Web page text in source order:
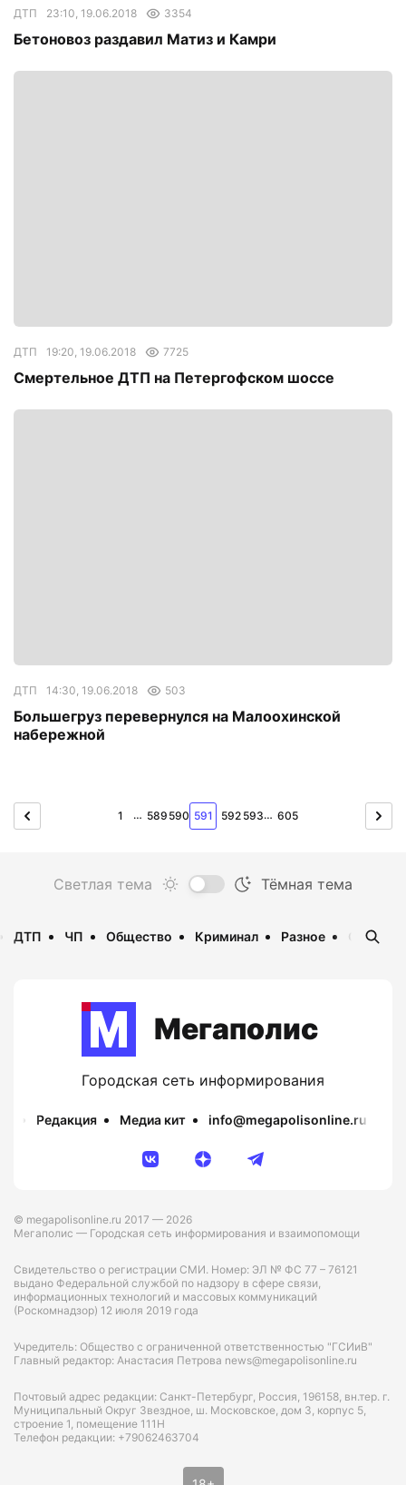
ДТП 23:10, 19.06.2018 3354
Бетоновоз раздавил Матиз и Камри
ДТП 19:20, 19.06.2018 7725
Смертельное ДТП на Петергофском шоссе
ДТП 14:30, 19.06.2018 503
Большегруз перевернулся на Малоохинской
набережной
1 … 589 590 591 592 593… 605
ДТП ЧП Общество Криминал Разное
Мегаполис
Городская сеть информирования
Редакция Медиа кит info@megapolisonline.ru
© megapolisonline.ru 2017 — 2026
Мегаполис — Городская сеть информирования и взаимопомощи
Свидетельство о регистрации СМИ. Номер: ЭЛ № ФС 77 – 76121
выдано Федеральной службой по надзору в сфере связи,
информационных технологий и массовых коммуникаций
(Роскомнадзор) 12 июля 2019 года
Учредитель: Общество с ограниченной ответственностью "ГСИиВ"
Главный редактор: Анастасия Петрова news@megapolisonline.ru
Почтовый адрес редакции: Санкт-Петербург, Россия, 196158, вн.тер. г.
Муниципальный Округ Звездное, ш. Московское, дом 3, корпус 5,
строение 1, помещение 111Н
Телефон редакции: +79062463704